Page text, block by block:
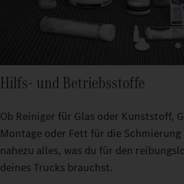
Hilfs- und Betriebsstoffe
Ob Reiniger für Glas oder Kunststoff,
Montage oder Fett für die
nahezu alles, was du für den
deines Trucks brauchst.